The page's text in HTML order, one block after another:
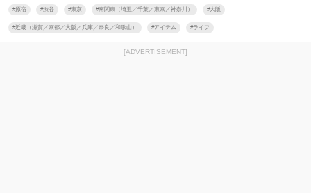
#原宿 #渋谷 #東京 #南関東（埼玉／千葉／東京／神奈川） #大阪
#近畿（滋賀／京都／大阪／兵庫／奈良／和歌山） #アイテム #ライフ
[ADVERTISEMENT]